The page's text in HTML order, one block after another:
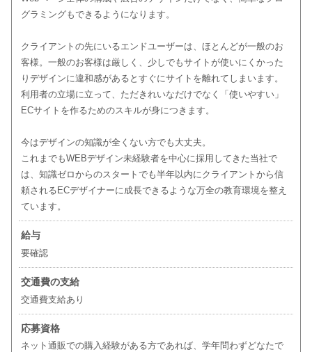
グラミングもできるようになります。
クライアントの先にいるエンドユーザーは、ほとんどが一般のお
客様。一般のお客様は厳しく、少しでもサイトが使いにくかった
りデザインに違和感があるとすぐにサイトを離れてしまいます。
利用者の立場に立って、ただきれいなだけでなく「使いやすい」
ECサイトを作るためのスキルが身につきます。
今はデザインの知識が全くない方でも大丈夫。
これまでもWEBデザイン未経験者を中心に採用してきた当社で
は、知識ゼロからのスタートでも半年以内にクライアントから信
頼されるECデザイナーに成長できるような万全の教育環境を整え
ています。
給与
要確認
交通費の支給
交通費支給あり
応募資格
ネット通販での購入経験がある方であれば、学年問わずどなたで